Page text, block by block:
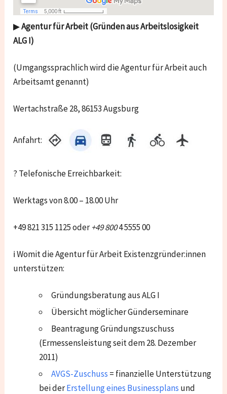
▶Agentur für Arbeit (Gründen aus Arbeitslosigkeit
ALG I)
(Umgangssprachlich wird die Agentur für Arbeit auch
Arbeitsamt genannt)
Wertachstraße 28, 86153 Augsburg
Anfahrt:
? Telefonische Erreichbarkeit:
Werktags von 8.00 – 18.00 Uhr
+49 821 315 1125 oder+49 8004 5555 00
ℹ Womit die Agentur für Arbeit Existenzgründer:innen
unterstützen:
Gründungsberatung aus ALG I
Übersicht möglicher Günderseminare
Beantragung Gründungszuschuss
(Ermessensleistung seit dem 28. Dezember
2011)
AVGS-Zuschuss = finanzielle Unterstützung
bei derErstellung eines Businessplans und